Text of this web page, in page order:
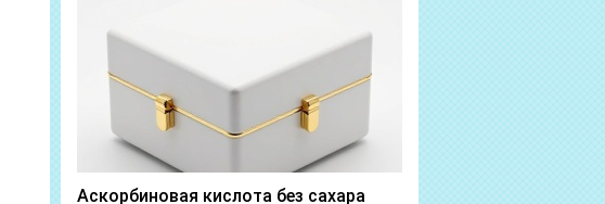
Аскорбиновая кислота без сахара